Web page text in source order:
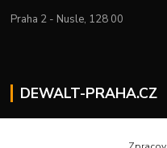
Praha 2 - Nusle, 128 00
DEWALT-PRAHA.CZ
+420 224